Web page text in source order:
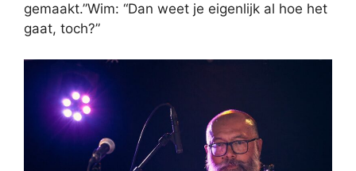
gemaakt.”Wim: “Dan weet je eigenlijk al hoe het
gaat, toch?”